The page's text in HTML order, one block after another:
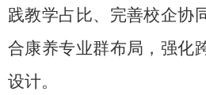
践教学占比、完善校企协
合康养专业群布局，强化
设计。